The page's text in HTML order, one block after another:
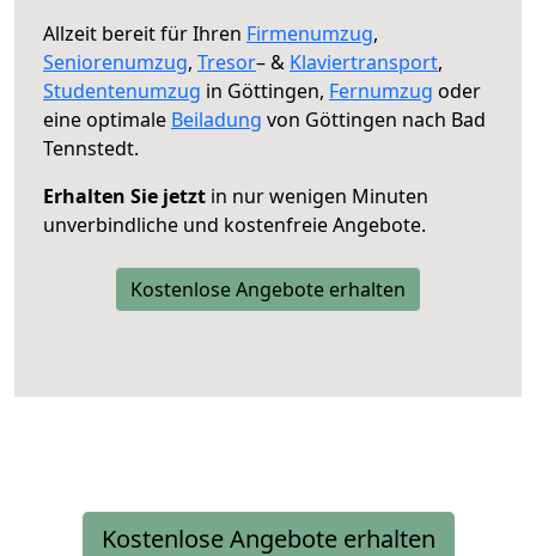
Allzeit bereit für Ihren Firmenumzug,
Seniorenumzug, Tresor– & Klaviertransport,
Studentenumzug in Göttingen, Fernumzug oder
eine optimale Beiladung von Göttingen nach Bad
Tennstedt.
Erhalten Sie jetzt in nur wenigen Minuten
unverbindliche und kostenfreie Angebote.
Kostenlose Angebote erhalten
Kostenlose Angebote erhalten